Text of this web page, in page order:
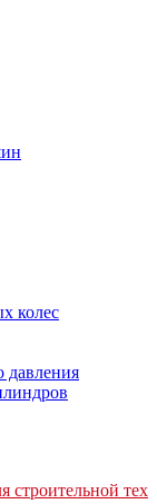
колес
давления
строительной